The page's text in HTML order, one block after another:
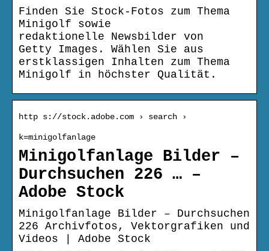
Finden Sie Stock-Fotos zum Thema
Minigolf sowie
redaktionelle Newsbilder von
Getty Images. Wählen Sie aus
erstklassigen Inhalten zum Thema
Minigolf in höchster Qualität.
http s://stock.adobe.com › search ›
k=minigolfanlage
Minigolfanlage Bilder –
Durchsuchen 226 … –
Adobe Stock
Minigolfanlage Bilder – Durchsuchen
226 Archivfotos, Vektorgrafiken und
Videos | Adobe Stock